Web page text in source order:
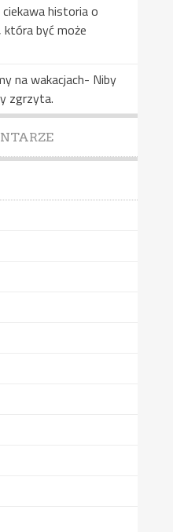
ciekawa historia o
która być może
na wakacjach- Niby
zgrzyta.